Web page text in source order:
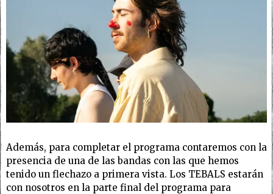
Además, para completar el programa contaremos con la
presencia de una de las bandas con las que hemos
tenido un flechazo a primera vista. Los TEBALS estarán
con nosotros en la parte final del programa para